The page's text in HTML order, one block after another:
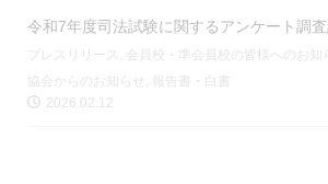
令和7年度司法試験に関するアンケート調
プレスリリース , 会員校・準会員校の皆様へのお知
協会からのお知らせ
報告書・白書
2026.02.12